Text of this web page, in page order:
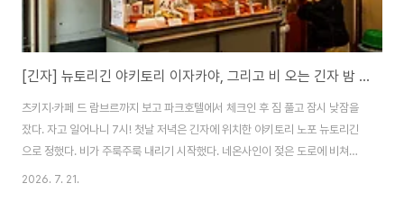
[긴자] 뉴토리긴 야키토리 이자카야, 그리고 비 오는 긴자 밤 산책
츠키지·카페 드 람브르까지 보고 파크호텔에서 체크인 후 짐 풀고 잠시 낮잠을
잤다. 자고 일어나니 7시! 첫날 저녁은 긴자에 위치한 야키토리 노포 뉴토리긴
으로 정했다. 비가 주룩주룩 내리기 시작했다. 네온사인이 젖은 도로에 비쳐서
오히려 운치가 있었다. 근처에 토리긴도 동일한 메뉴를 판매한다. ◈ 뉴토리긴
2026. 7. 21.